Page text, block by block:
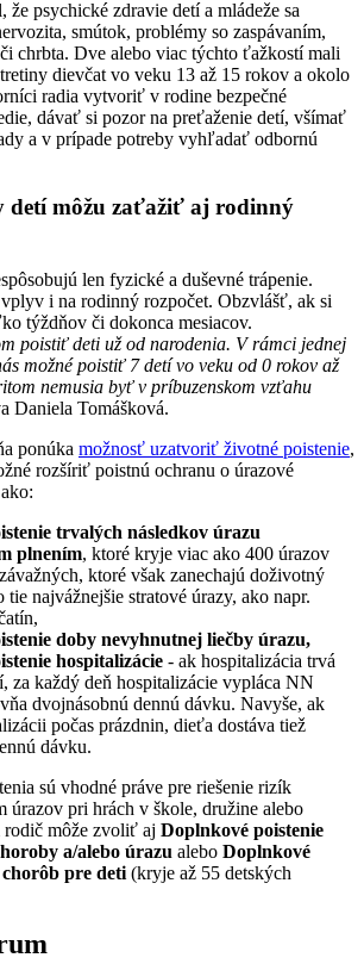
psychické zdravie detí a mládeže sa
smútok, problémy so zaspávaním,
chrbta. Dve alebo viac týchto ťažkostí mali
dievčat vo veku 13 až 15 rokov a okolo
radia vytvoriť v rodine bezpečné
dávať si pozor na preťaženie detí, všímať
a v prípade potreby vyhľadať odbornú
detí môžu zaťažiť aj rodinný
len fyzické a duševné trápenie.
i na rodinný rozpočet. Obzvlášť, ak si
týždňov či dokonca mesiacov.
poistiť deti už od narodenia. V rámci jednej
možné poistiť 7 detí vo veku od 0 rokov až
nemusia byť v príbuzenskom vzťahu
Daniela Tomášková.
ponúka možnosť uzatvoriť životné poistenie,
rozšíriť poistnú ochranu o úrazové
trvalých následkov úrazu
plnením, ktoré kryje viac ako 400 úrazov
ktoré však zanechajú doživotný
tie najvážnejšie stratové úrazy, ako napr.
doby nevyhnutnej liečby úrazu,
hospitalizácie - ak hospitalizácia trvá
za každý deň hospitalizácie vypláca NN
dvojnásobnú dennú dávku. Navyše, ak
počas prázdnin, dieťa dostáva tiež
dávku.
sú vhodné práve pre riešenie rizík
úrazov pri hrách v škole, družine alebo
môže zvoliť aj Doplnkové poistenie
a/alebo úrazu alebo Doplnkové
pre deti (kryje až 55 detských